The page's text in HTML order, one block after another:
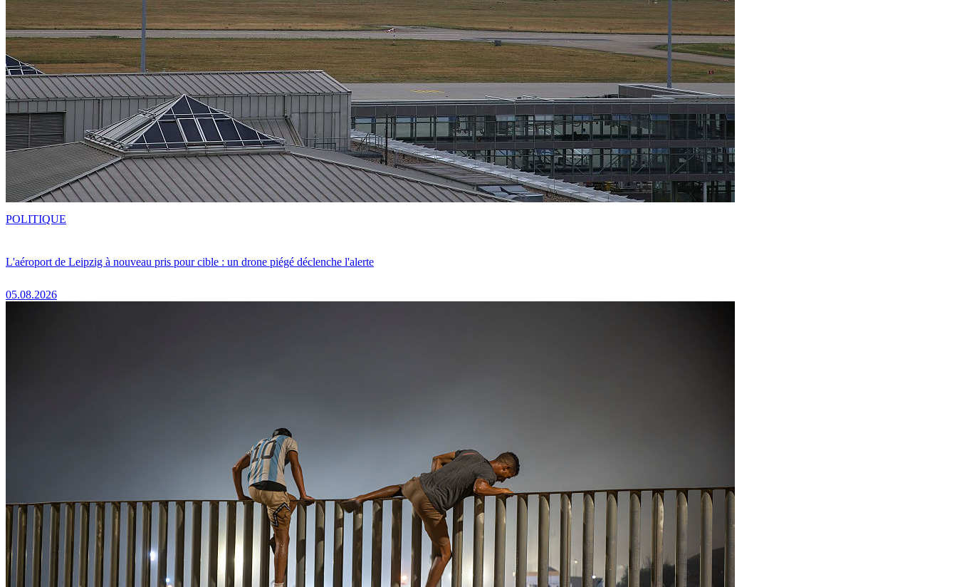
L'aéroport de Leipzig à nouveau pris pour cible : un drone piégé déclenche l'alerte
05.08.2026
POLITIQUE